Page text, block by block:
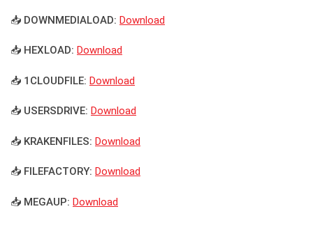
📥 DOWNMEDIALOAD: Download
📥 HEXLOAD: Download
📥 1CLOUDFILE: Download
📥 USERSDRIVE: Download
📥 KRAKENFILES: Download
📥 FILEFACTORY: Download
📥 MEGAUP: Download